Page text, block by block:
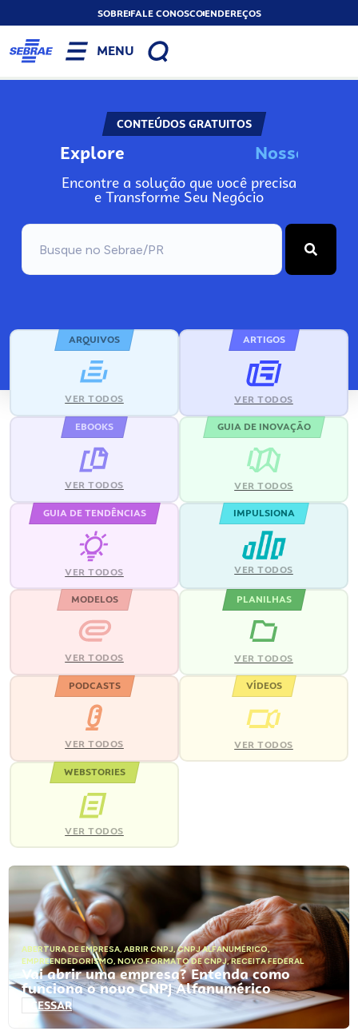
SOBREFALE CONOSCOENDEREÇOS
MENU
CONTEÚDOS GRATUITOS
Explore Nosso
Encontre a solução que você precisa
e Transforme Seu Negócio
ARQUIVOS
VER TODOS
ARTIGOS
VER TODOS
EBOOKS
VER TODOS
GUIA DE INOVAÇÃO
VER TODOS
GUIA DE TENDÊNCIAS
VER TODOS
IMPULSIONA
VER TODOS
MODELOS
VER TODOS
PLANILHAS
VER TODOS
PODCASTS
VER TODOS
VÍDEOS
VER TODOS
WEBSTORIES
VER TODOS
ABERTURA DE EMPRESA, ABRIR CNPJ,CNPJ ALFANUMÉRICO,
EMPREENDEDORISMO, NOVO FORMATO DE CNPJ,RECEITA FEDERAL
Vai abrir uma empresa? Entenda como
funciona o novo CNPJ Alfanumérico
ACESSAR